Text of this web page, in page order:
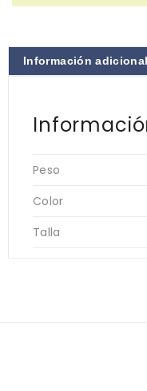
Información adicional
Peso
Color
Talla